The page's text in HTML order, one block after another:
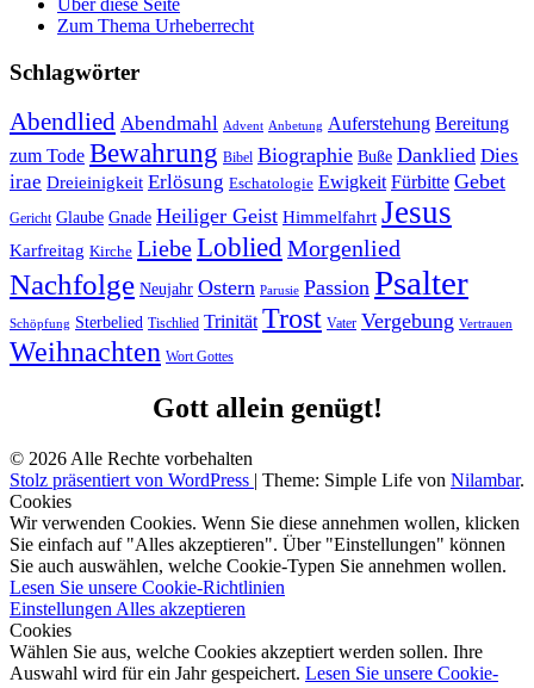
Über diese Seite
Zum Thema Urheberrecht
Schlagwörter
Abendlied Abendmahl Advent Anbetung Auferstehung Bereitung
zum Tode Bewahrung Bibel Biographie Buße Danklied Dies
irae Dreieinigkeit Erlösung Eschatologie Ewigkeit Fürbitte Gebet
Gericht Glaube Gnade Heiliger Geist Himmelfahrt Jesus
Karfreitag Kirche LiebeLobliedMorgenlied
Nachfolge Neujahr Ostern Parusie Passion Psalter
Schöpfung Sterbelied Tischlied Trinität Trost Vater Vergebung Vertrauen
Weihnachten Wort Gottes
Gott allein genügt!
© 2026 Alle Rechte vorbehalten
Stolz präsentiert von WordPress | Theme: Simple Life von Nilambar.
Cookies
Wir verwenden Cookies. Wenn Sie diese annehmen wollen, klicken
Sie einfach auf "Alles akzeptieren". Über "Einstellungen" können
Sie auch auswählen, welche Cookie-Typen Sie annehmen wollen.
Lesen Sie unsere Cookie-Richtlinien
Einstellungen Alles akzeptieren
Cookies
Wählen Sie aus, welche Cookies akzeptiert werden sollen. Ihre
Auswahl wird für ein Jahr gespeichert. Lesen Sie unsere Cookie-